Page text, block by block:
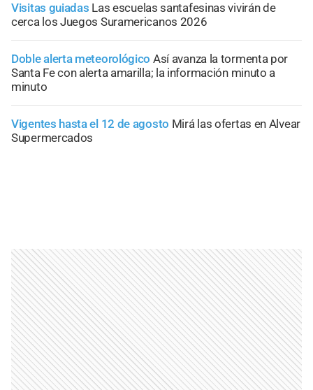
Visitas guiadas Las escuelas santafesinas vivirán de
cerca los Juegos Suramericanos 2026
Doble alerta meteorológico Así avanza la tormenta por
Santa Fe con alerta amarilla; la información minuto a
minuto
Vigentes hasta el 12 de agosto Mirá las ofertas en Alvear
Supermercados